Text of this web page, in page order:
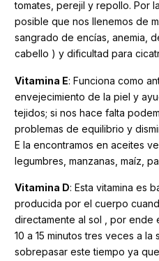
tomates, perejil y repollo. Por
posible que nos llenemos de
sangrado de encías, anemia,
cabello ) y dificultad para
Vitamina E: Funciona como
envejecimiento de la piel y
tejidos; si nos hace falta
problemas de equilibrio y
E la encontramos en aceites
legumbres, manzanas, maíz,
Vitamina D: Esta vitamina es
producida por el cuerpo
directamente al sol , por
10 a 15 minutos tres veces a la
sobrepasar este tiempo ya